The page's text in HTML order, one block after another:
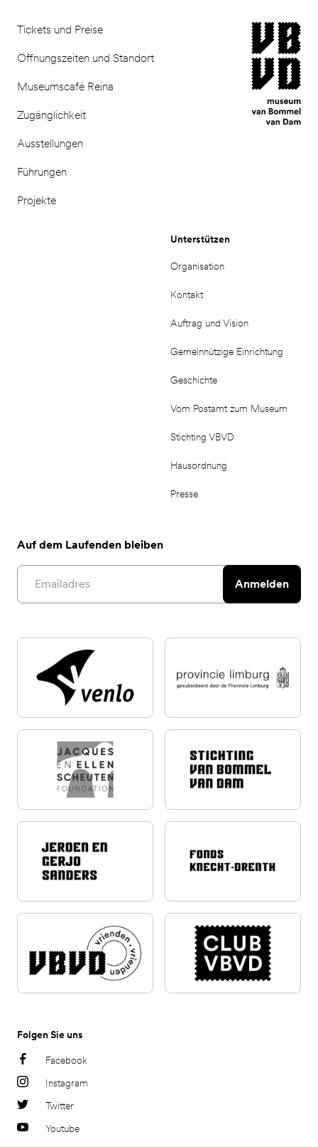
Tickets und Preise
Öffnungszeiten und Standort
Museumscafé Reina
Zugänglichkeit
Ausstellungen
Führungen
Projekte
museum van
Unterstützen
Organisation
Kontakt
Auftrag und Vision
Gemeinnützige Einrichtung
Geschichte
Vom Postamt zum Museum
Stichting VBVD
Hausordnung
Presse
Auf dem Laufenden bleiben
Email address
Anmelden
Folgen Sie uns
Facebook
Instagram
Twitter
Youtube